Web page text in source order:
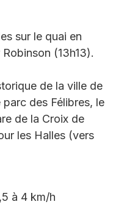
sur le quai en
(13h13).
de la ville de
des Félibres, le
de la Croix de
les Halles (vers
à 4 km/h